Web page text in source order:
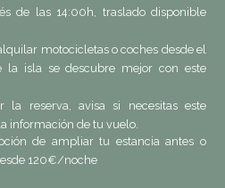
de las 14:00h, traslado disponible
motocicletas o coches desde el
la isla se descubre mejor con este
la reserva, avisa si necesitas este
información de tu vuelo.
de ampliar tu estancia antes o
120€/noche